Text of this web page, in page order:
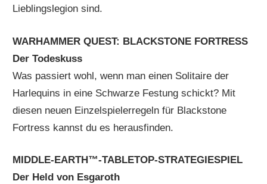
Lieblingslegion sind.
WARHAMMER QUEST: BLACKSTONE FORTRESS
Der Todeskuss
Was passiert wohl, wenn man einen Solitaire der
Harlequins in eine Schwarze Festung schickt? Mit
diesen neuen Einzelspielerregeln für Blackstone
Fortress kannst du es herausfinden.
MIDDLE-EARTH™-TABLETOP-STRATEGIESPIEL
Der Held von Esgaroth